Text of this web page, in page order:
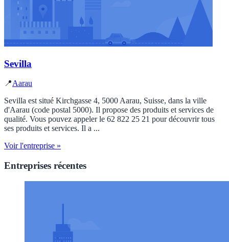
Sevilla
📍Aarau
Sevilla est situé Kirchgasse 4, 5000 Aarau, Suisse, dans la ville
d'Aarau (code postal 5000). Il propose des produits et services de
qualité. Vous pouvez appeler le 62 822 25 21 pour découvrir tous
ses produits et services. Il a ...
Voir l'entreprise »
Entreprises récentes